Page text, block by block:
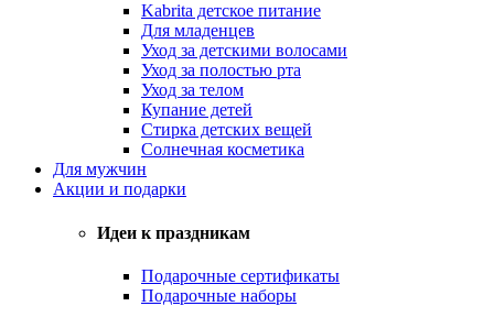
Kabrita детское питание
Для младенцев
Уход за детскими волосами
Уход за полостью рта
Уход за телом
Купание детей
Стирка детских вещей
Солнечная косметика
Для мужчин
Акции и подарки
Идеи к праздникам
Подарочные сертификаты
Подарочные наборы